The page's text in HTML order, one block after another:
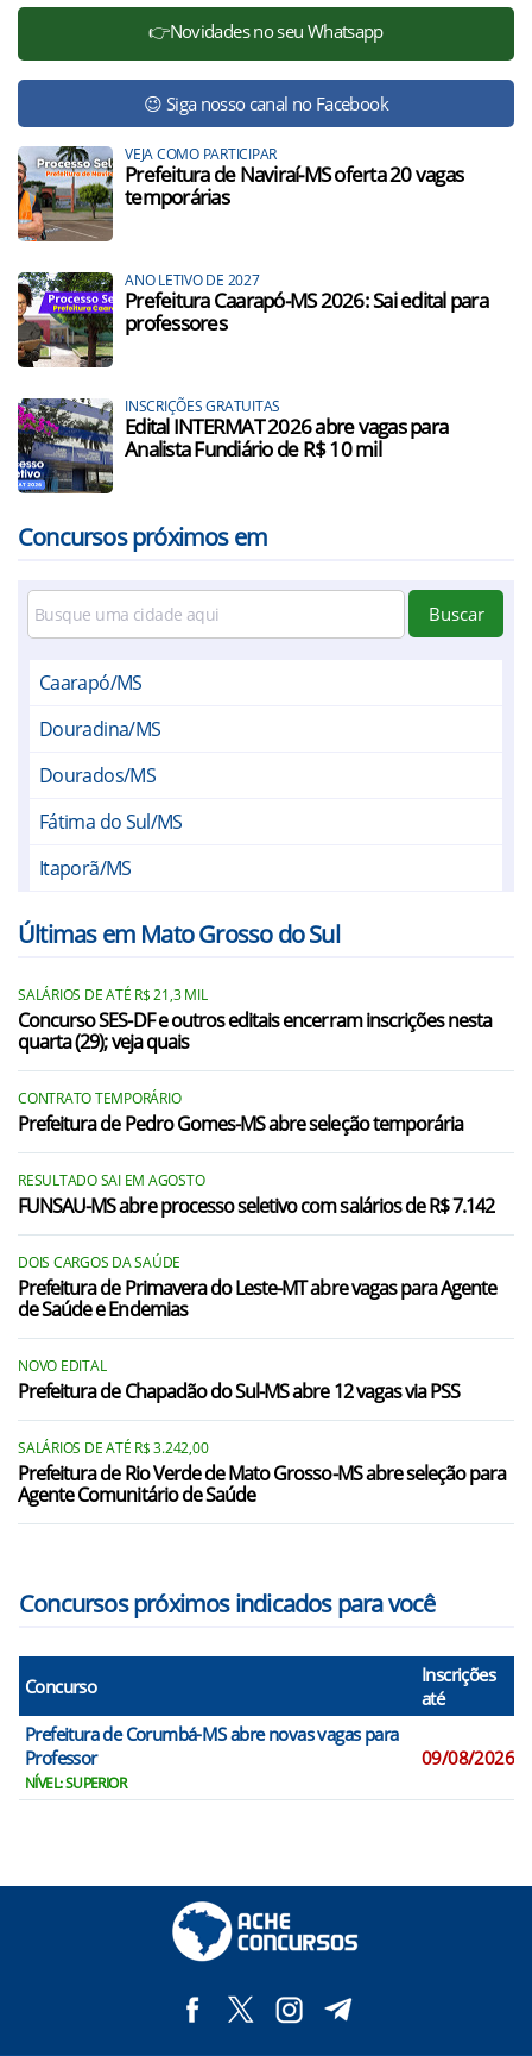
👉Novidades no seu Whatsapp
😉 Siga nosso canal no Facebook
VEJA COMO PARTICIPAR
Prefeitura de Naviraí-MS oferta 20 vagas
temporárias
ANO LETIVO DE 2027
Prefeitura Caarapó-MS 2026: Sai edital para
professores
INSCRIÇÕES GRATUITAS
Edital INTERMAT 2026 abre vagas para
Analista Fundiário de R$ 10 mil
Concursos próximos em
Buscar
Caarapó/MS
Douradina/MS
Dourados/MS
Fátima do Sul/MS
Itaporã/MS
Vicentina/MS
UFGD/MS
TESTE ONLINE LEO/RS
Últimas em Mato Grosso do Sul
SALÁRIOS DE ATÉ R$ 21,3 MIL
Concurso SES-DF e outros editais encerram inscrições nesta
quarta (29); veja quais
CONTRATO TEMPORÁRIO
Prefeitura de Pedro Gomes-MS abre seleção temporária
RESULTADO SAI EM AGOSTO
FUNSAU-MS abre processo seletivo com salários de R$ 7.142
DOIS CARGOS DA SAÚDE
Prefeitura de Primavera do Leste-MT abre vagas para Agente
de Saúde e Endemias
NOVO EDITAL
Prefeitura de Chapadão do Sul-MS abre 12 vagas via PSS
SALÁRIOS DE ATÉ R$ 3.242,00
Prefeitura de Rio Verde de Mato Grosso-MS abre seleção para
Agente Comunitário de Saúde
Concursos próximos indicados para você
Concurso
Inscrições
até
Prefeitura de Corumbá-MS abre novas vagas para
Professor
NÍVEL: SUPERIOR
09/08/2026